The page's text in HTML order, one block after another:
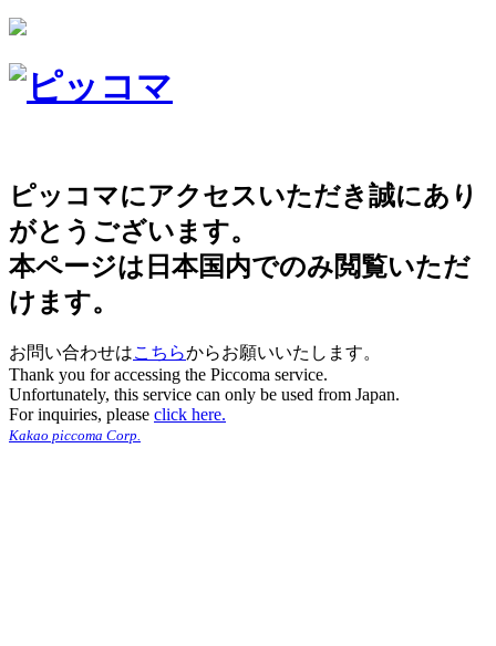
ピッコマにアクセスいただき誠にあり
がとうございます。
本ページは日本国内でのみ閲覧いただ
けます。
お問い合わせはこちらからお願いいたします。
Thank you for accessing the Piccoma service.
Unfortunately, this service can only be used from Japan.
For inquiries, please click here.
Kakao piccoma Corp.